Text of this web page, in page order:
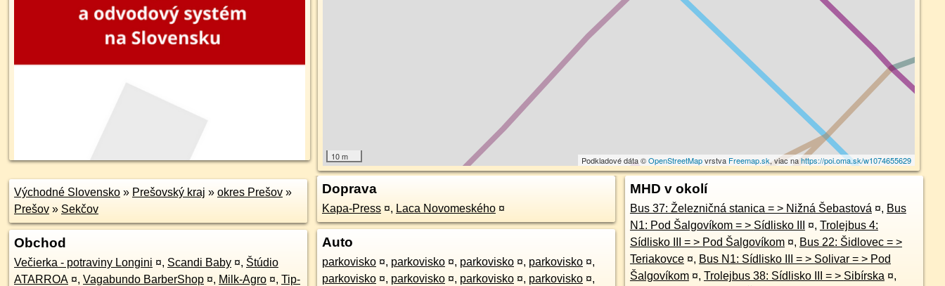
10 m Podkladové dáta ©OpenStreetMapvrstva Freemap.sk, viac nahttps://poi.oma.sk/w1074655629
Východné Slovensko » Prešovský kraj » okres Prešov »
Prešov » Sekčov
Obchod
Večierka - potraviny Longini ¤, Scandi Baby ¤, Štúdio
ATARROA ¤, Vagabundo BarberShop ¤, Milk-Agro ¤, Tip-
Doprava
Kapa-Press ¤, Laca Novomeského ¤
Auto
parkovisko ¤, parkovisko ¤, parkovisko ¤, parkovisko ¤,
parkovisko ¤, parkovisko ¤, parkovisko ¤, parkovisko ¤,
MHD v okolí
Bus 37: Železničná stanica = > Nižná Šebastová ¤, Bus
N1: Pod Šalgovíkom = > Sídlisko III
¤, Trolejbus 4:
Sídlisko III = > Pod Šalgovíkom ¤, Bus 22: Šidlovec = >
Teriakovce ¤, Bus N1: Sídlisko III = > Solivar = > Pod
Šalgovíkom ¤, Trolejbus 38: Sídlisko III = > Sibírska ¤,